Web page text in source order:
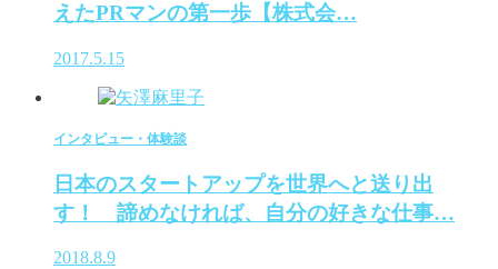
えたPRマンの第一歩【株式会…
2017.5.15
インタビュー・体験談
日本のスタートアップを世界へと送り出
す！ 諦めなければ、自分の好きな仕事…
2018.8.9